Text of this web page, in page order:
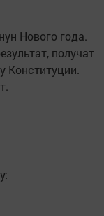
Нового года.
получат
Конституции.